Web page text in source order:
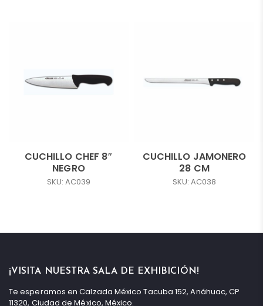
CUCHILLO CHEF 8″
NEGRO
SKU: AC039
CUCHILLO JAMONERO
28 CM
SKU: AC038
¡VISITA NUESTRA SALA DE EXHIBICIÓN!
Te esperamos en Calzada México Tacuba 152, Anáhuac, CP
11320, Ciudad de México, México.